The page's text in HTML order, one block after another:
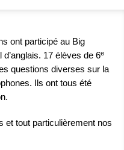
ont participé au Big
17 élèves de 6e
questions diverses sur la
Ils ont tous été
et tout particulièrement nos